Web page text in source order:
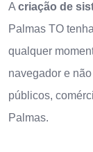
A criação de
Palmas TO
qualquer
navegador e
públicos,
Palmas.